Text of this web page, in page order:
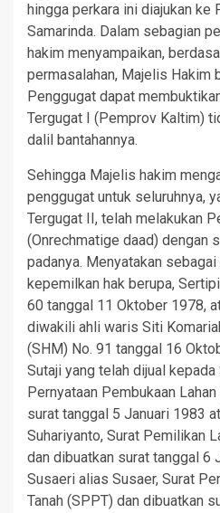
hingga perkara ini diajukan ke
Samarinda. Dalam sebagian
hakim menyampaikan,
permasalahan, Majelis Hakim
Penggugat dapat
Tergugat I (Pemprov Kaltim)
dalil bantahannya.
Sehingga Majelis hakim
penggugat untuk seluruhnya,
Tergugat II, telah melakukan
(Onrechmatige daad) dengan
padanya. Menyatakan
kepemilkan hak berupa,
60 tanggal 11 Oktober 1978,
diwakili ahli waris Siti
(SHM) No. 91 tanggal 16
Sutaji yang telah dijual kepada
Pernyataan Pembukaan
surat tanggal 5 Januari 1983
Suhariyanto, Surat Pemilikan
dan dibuatkan surat tanggal 6
Susaeri alias Susaer, Surat
Tanah (SPPT) dan dibuatkan